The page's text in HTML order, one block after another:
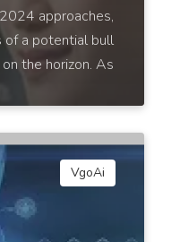
to be published on
social media platform.
approaches,
of a potential bull
the horizon. As ...
VgoAi